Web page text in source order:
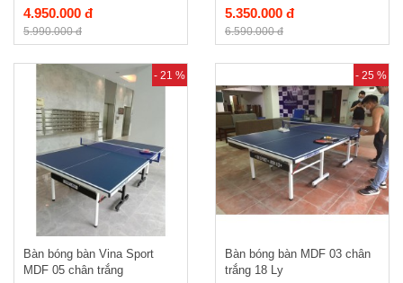
4.950.000 đ
5.990.000 đ
5.350.000 đ
6.590.000 đ
- 21 %
Bàn bóng bàn Vina Sport
MDF 05 chân trắng
- 25 %
Bàn bóng bàn MDF 03 chân
trắng 18 Ly